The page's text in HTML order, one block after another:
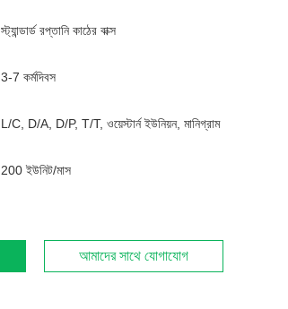
স্ট্যান্ডার্ড রপ্তানি কাঠের বাক্স
3-7 কর্মদিবস
L/C, D/A, D/P, T/T, ওয়েস্টার্ন ইউনিয়ন, মানিগ্রাম
200 ইউনিট/মাস
আমাদের সাথে যোগাযোগ